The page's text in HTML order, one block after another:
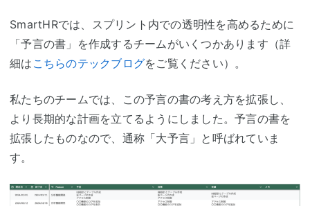
SmartHRでは、スプリント内での透明性を高めるために
「予言の書」を作成するチームがいくつかあります（詳
細は こちらのテックブログをご覧ください）。
私たちのチームでは、この予言の書の考え方を拡張し、
より長期的な計画を立てるようにしました。予言の書を
拡張したものなので、通称「大予言」と呼ばれていま
す。